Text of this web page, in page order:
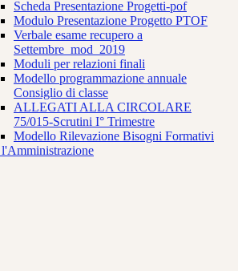
Scheda Presentazione Progetti-pof
Modulo Presentazione Progetto PTOF
Verbale esame recupero a
Settembre_mod_2019
Moduli per relazioni finali
Modello programmazione annuale
Consiglio di classe
ALLEGATI ALLA CIRCOLARE
75/015-Scrutini I° Trimestre
Modello Rilevazione Bisogni Formativi
l'Amministrazione